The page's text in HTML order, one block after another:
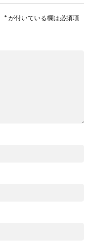
*が付いている欄は必須項